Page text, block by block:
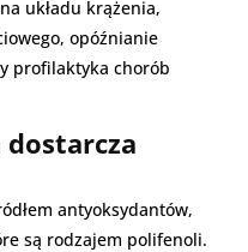
układu krążenia,
opóźnianie
profilaktyka chorób
dostarcza
antyoksydantów,
są rodzajem polifenoli.